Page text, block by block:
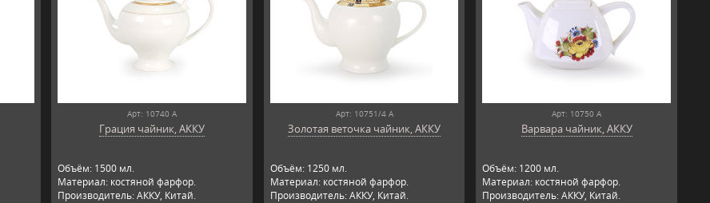
Арт: 10740 А
Грация чайник, АККУ
Объём: 1500 мл.
Материал: костяной фарфор.
Производитель: АККУ, Китай.
Арт: 10751/4 А
Золотая веточка чайник, АККУ
Объём: 1250 мл.
Материал: костяной фарфор.
Производитель: АККУ, Китай.
Арт: 10750 А
Варвара чайник, АККУ
Объём: 1200 мл.
Материал: костяной фарфор.
Производитель: АККУ, Китай.